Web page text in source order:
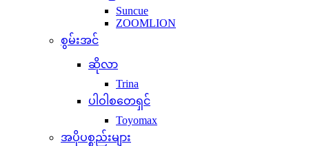
Suncue
ZOOMLION
စွမ်းအင်
ဆိုလာ
Trina
ပါဝါစတေရှင်
Toyomax
အပိုပစ္စည်းများ